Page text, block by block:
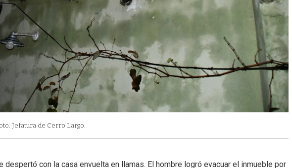
Jefatura de Cerro Largo.
despertó con la casa envuelta en llamas. El hombre logró evacuar el inmueble por